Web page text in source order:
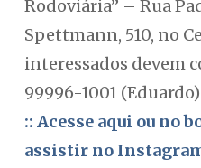
Rodoviária” – Rua
Spettmann, 510, no
interessados devem
99996-1001
:: Acesse aqui ou no
assistir no